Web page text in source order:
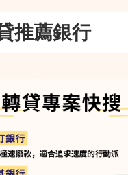
推薦銀行